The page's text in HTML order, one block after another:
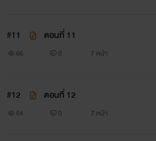
#11 ตอนที่ 11
66 0 7 หน้า
#12 ตอนที่ 12
54 0 7 หน้า